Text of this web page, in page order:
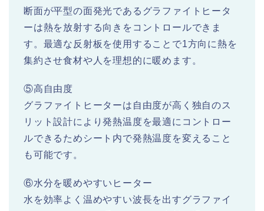
断面が平型の面発光であるグラファイトヒータ
ーは熱を放射する向きをコントロールできま
す。最適な反射板を使用することで1方向に熱を
集約させ食材や人を理想的に暖めます。
⑤高自由度
グラファイトヒーターは自由度が高く独自のス
リット設計により発熱温度を最適にコントロー
ルできるためシート内で発熱温度を変えること
も可能です。
⑥水分を暖めやすいヒーター
水を効率よく温めやすい波長を出すグラファイ